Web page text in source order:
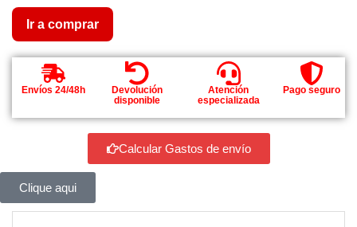
Ir a comprar
Envíos 24/48h
Devolución
disponible
Atención
especializada
Pago seguro
Calcular Gastos de envío
Clique aqui